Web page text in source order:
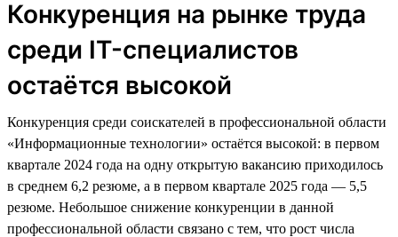
Конкуренция на рынке труда
среди IT-специалистов
остаётся высокой
Конкуренция среди соискателей в профессиональной области
«Информационные технологии» остаётся высокой: в первом
квартале 2024 года на одну открытую вакансию приходилось
в среднем 6,2 резюме, а в первом квартале 2025 года — 5,5
резюме. Небольшое снижение конкуренции в данной
профессиональной области связано с тем, что рост числа